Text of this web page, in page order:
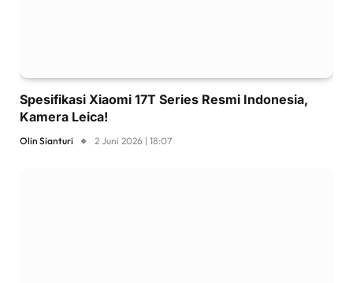
Spesifikasi Xiaomi 17T Series Resmi Indonesia,
Kamera Leica!
Olin Sianturi 2 Juni 2026 | 18:07